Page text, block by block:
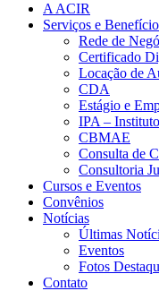
A ACIR
Serviços e
Rede de
Certificado
Locação de
CDA
Estágio e
IPA –
CBMAE
Consulta de
Consultoria
Cursos e Eventos
Convênios
Notícias
Últimas
Eventos
Fotos
Contato